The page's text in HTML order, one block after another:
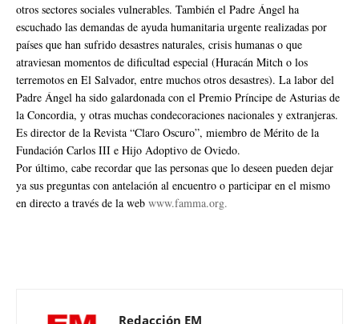
otros sectores sociales vulnerables. También el Padre Ángel ha
escuchado las demandas de ayuda humanitaria urgente realizadas por
países que han sufrido desastres naturales, crisis humanas o que
atraviesan momentos de dificultad especial (Huracán Mitch o los
terremotos en El Salvador, entre muchos otros desastres). La labor del
Padre Ángel ha sido galardonada con el Premio Príncipe de Asturias de
la Concordia, y otras muchas condecoraciones nacionales y extranjeras.
Es director de la Revista “Claro Oscuro”, miembro de Mérito de la
Fundación Carlos III e Hijo Adoptivo de Oviedo.
Por último, cabe recordar que las personas que lo deseen pueden dejar
ya sus preguntas con antelación al encuentro o participar en el mismo
en directo a través de la web www.famma.org.
Redacción EM